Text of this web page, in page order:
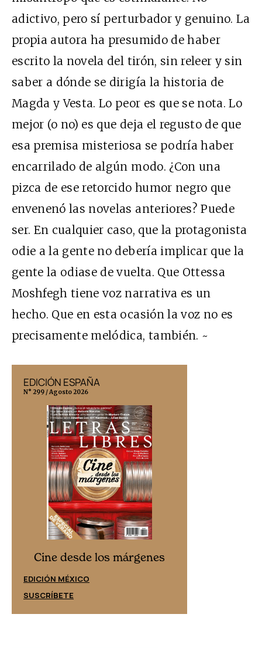
adictivo, pero sí perturbador y genuino. La
propia autora ha presumido de haber
escrito la novela del tirón, sin releer y sin
saber a dónde se dirigía la historia de
Magda y Vesta. Lo peor es que se nota. Lo
mejor (o no) es que deja el regusto de que
esa premisa misteriosa se podría haber
encarrilado de algún modo. ¿Con una
pizca de ese retorcido humor negro que
envenenó las novelas anteriores? Puede
ser. En cualquier caso, que la protagonista
odie a la gente no debería implicar que la
gente la odiase de vuelta. Que Ottessa
Moshfegh tiene voz narrativa es un
hecho. Que en esta ocasión la voz no es
precisamente melódica, también. ~
EDICIÓN ESPAÑA
N° 299 / Agosto 2026
Cine desde los márgenes
EDICIÓN MÉXICO
SUSCRÍBETE